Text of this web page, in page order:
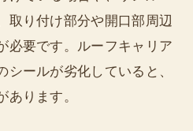
取り付け部分や開口部周辺
必要です。ルーフキャリア
ールが劣化していると、
あります。